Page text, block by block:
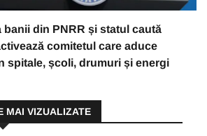
banii din PNRR și statul caută
comitetul care aduce
spitale, școli, drumuri și energi
MAI VIZUALIZATE